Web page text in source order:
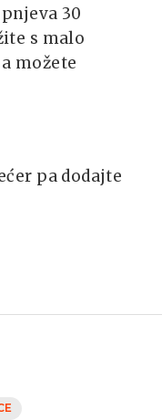
30
s malo
možete
pa dodajte